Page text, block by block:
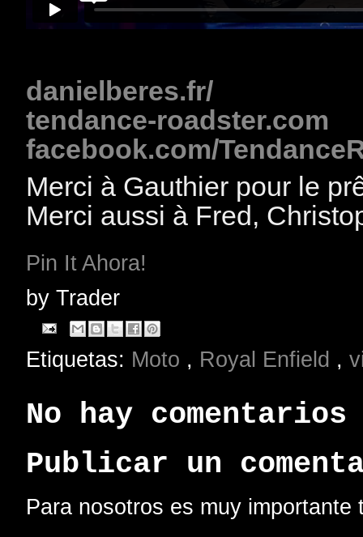
danielberes.fr/
tendance-roadster.com
facebook.com/
Merci à Gauthier pour le
Merci aussi à Fred,
Pin It Ahora!
by Trader
Etiquetas: Moto , Royal Enfield ,
No hay
Publicar un
Para nosotros es muy